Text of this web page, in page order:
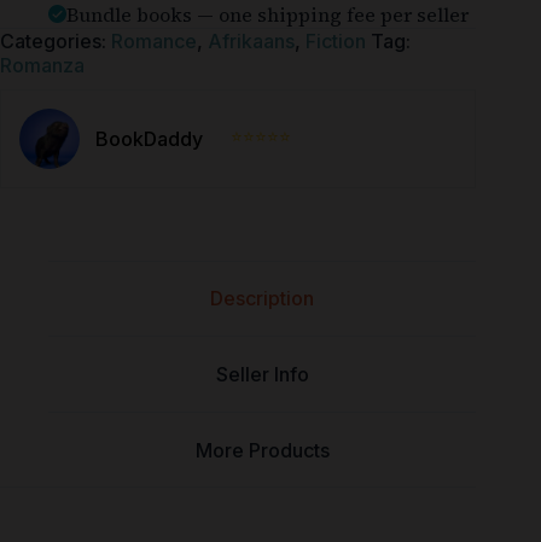
Bundle books — one shipping fee per seller
Categories: Romance, Afrikaans, Fiction Tag:
Romanza
BookDaddy ⭐⭐⭐⭐⭐
Description
Seller Info
More Products